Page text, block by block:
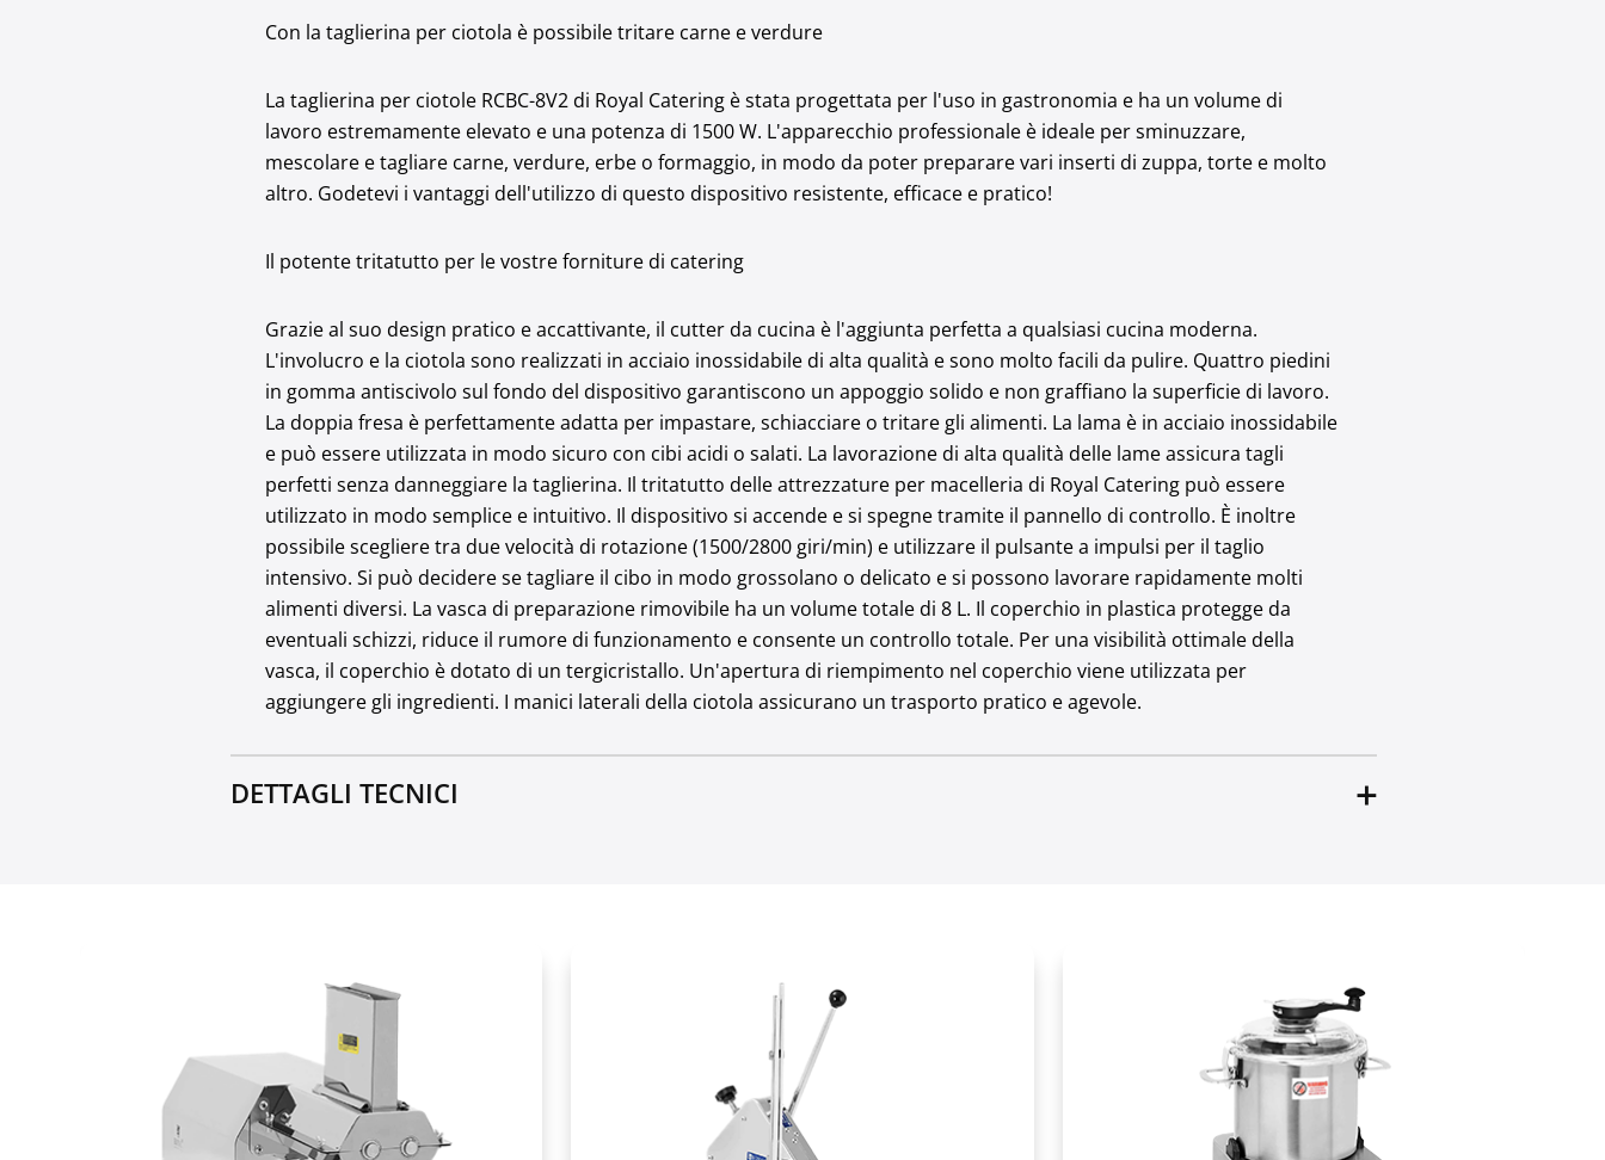
Con la taglierina per ciotola è possibile tritare carne e verdure
La taglierina per ciotole RCBC-8V2 di Royal Catering è stata progettata per l'uso in gastronomia e ha un volume di
lavoro estremamente elevato e una potenza di 1500 W. L'apparecchio professionale è ideale per sminuzzare,
mescolare e tagliare carne, verdure, erbe o formaggio, in modo da poter preparare vari inserti di zuppa, torte e molto
altro. Godetevi i vantaggi dell'utilizzo di questo dispositivo resistente, efficace e pratico!
Il potente tritatutto per le vostre forniture di catering
Grazie al suo design pratico e accattivante, il cutter da cucina è l'aggiunta perfetta a qualsiasi cucina moderna.
L'involucro e la ciotola sono realizzati in acciaio inossidabile di alta qualità e sono molto facili da pulire. Quattro piedini
in gomma antiscivolo sul fondo del dispositivo garantiscono un appoggio solido e non graffiano la superficie di lavoro.
La doppia fresa è perfettamente adatta per impastare, schiacciare o tritare gli alimenti. La lama è in acciaio inossidabile
e può essere utilizzata in modo sicuro con cibi acidi o salati. La lavorazione di alta qualità delle lame assicura tagli
perfetti senza danneggiare la taglierina. Il tritatutto delle attrezzature per macelleria di Royal Catering può essere
utilizzato in modo semplice e intuitivo. Il dispositivo si accende e si spegne tramite il pannello di controllo. È inoltre
possibile scegliere tra due velocità di rotazione (1500/2800 giri/min) e utilizzare il pulsante a impulsi per il taglio
intensivo. Si può decidere se tagliare il cibo in modo grossolano o delicato e si possono lavorare rapidamente molti
alimenti diversi. La vasca di preparazione rimovibile ha un volume totale di 8 L. Il coperchio in plastica protegge da
eventuali schizzi, riduce il rumore di funzionamento e consente un controllo totale. Per una visibilità ottimale della
vasca, il coperchio è dotato di un tergicristallo. Un'apertura di riempimento nel coperchio viene utilizzata per
aggiungere gli ingredienti. I manici laterali della ciotola assicurano un trasporto pratico e agevole.
DETTAGLI TECNICI
Velocità di rotazione nominale [rpm]
1500/2800
Cavo di alimentazione [m]
1.7
Numero di piastre / lame [pz]